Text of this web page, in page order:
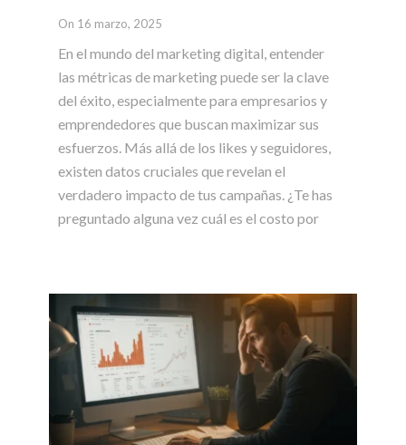
On 16 marzo, 2025
En el mundo del marketing digital, entender
las métricas de marketing puede ser la clave
del éxito, especialmente para empresarios y
emprendedores que buscan maximizar sus
esfuerzos. Más allá de los likes y seguidores,
existen datos cruciales que revelan el
verdadero impacto de tus campañas. ¿Te has
preguntado alguna vez cuál es el costo por